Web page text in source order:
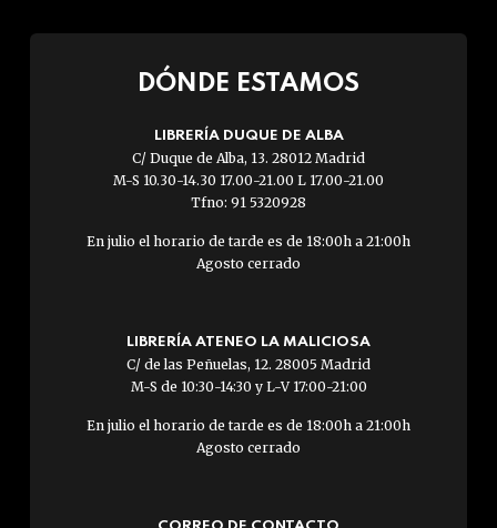
DÓNDE ESTAMOS
LIBRERÍA DUQUE DE ALBA
C/ Duque de Alba, 13. 28012 Madrid
M-S 10.30-14.30 17.00-21.00 L 17.00-21.00
Tfno: 91 5320928
En julio el horario de tarde es de 18:00h a 21:00h
Agosto cerrado
LIBRERÍA ATENEO LA MALICIOSA
C/ de las Peñuelas, 12. 28005 Madrid
M-S de 10:30-14:30 y L-V 17:00-21:00
En julio el horario de tarde es de 18:00h a 21:00h
Agosto cerrado